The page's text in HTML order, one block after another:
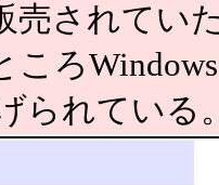
売されてい
ろ
られている